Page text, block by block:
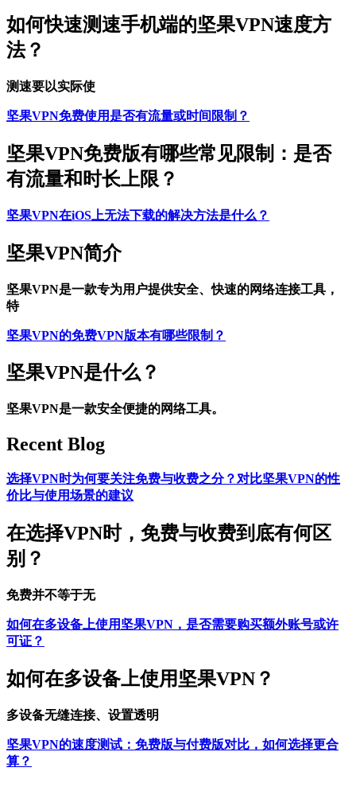
如何快速测速手机端的坚果VPN速度方
法？
测速要以实际使
坚果VPN免费使用是否有流量或时间限制？
坚果VPN免费版有哪些常见限制：是否
有流量和时长上限？
坚果VPN在iOS上无法下载的解决方法是什么？
坚果VPN简介
坚果VPN是一款专为用户提供安全、快速的网络连接工具，
特
坚果VPN的免费VPN版本有哪些限制？
坚果VPN是什么？
坚果VPN是一款安全便捷的网络工具。
Recent Blog
选择VPN时为何要关注免费与收费之分？对比坚果VPN的性
价比与使用场景的建议
在选择VPN时，免费与收费到底有何区
别？
免费并不等于无
如何在多设备上使用坚果VPN，是否需要购买额外账号或许
可证？
如何在多设备上使用坚果VPN？
多设备无缝连接、设置透明
坚果VPN的速度测试：免费版与付费版对比，如何选择更合
算？